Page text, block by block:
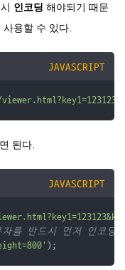
인코딩 해야되기 때문
용할 수 있다.
JAVASCRIPT
된다.
JAVASCRIPT
를 반드시 먼저 인코딩
);